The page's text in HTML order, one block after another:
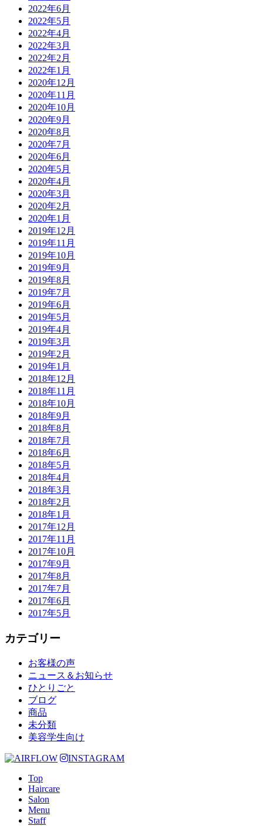
2022年6月
2022年5月
2022年4月
2022年3月
2022年2月
2022年1月
2020年12月
2020年11月
2020年10月
2020年9月
2020年8月
2020年7月
2020年6月
2020年5月
2020年4月
2020年3月
2020年2月
2020年1月
2019年12月
2019年11月
2019年10月
2019年9月
2019年8月
2019年7月
2019年6月
2019年5月
2019年4月
2019年3月
2019年2月
2019年1月
2018年12月
2018年11月
2018年10月
2018年9月
2018年8月
2018年7月
2018年6月
2018年5月
2018年4月
2018年3月
2018年2月
2018年1月
2017年12月
2017年11月
2017年10月
2017年9月
2017年8月
2017年7月
2017年6月
2017年5月
カテゴリー
お客様の声
ニュース＆お知らせ
ひとりごと
ブログ
商品
未分類
美容学生向け
INSTAGRAM
Top
Haircare
Salon
Menu
Staff